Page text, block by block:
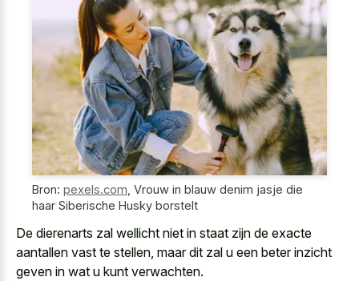
Bron: pexels.com Vrouw in blauw denim jasje die
haar Siberische Husky borstelt
De dierenarts zal wellicht niet in staat zijn de exacte
aantallen vast te stellen, maar dit zal u een beter inzicht
geven in wat u kunt verwachten.